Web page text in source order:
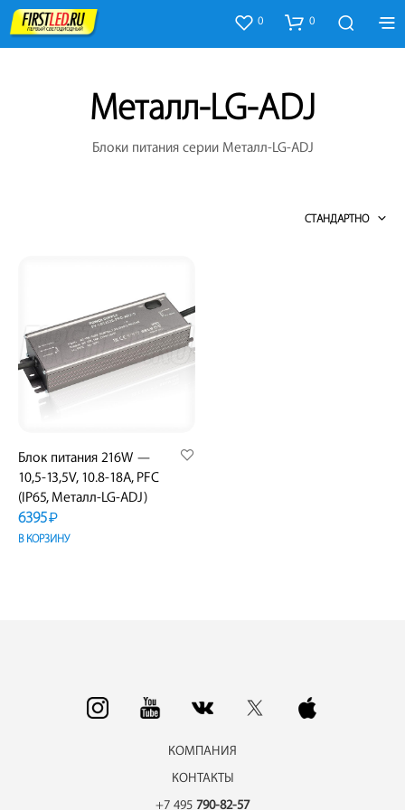
0 0
Металл-LG-ADJ
Блоки питания серии Металл-LG-ADJ
СТАНДАРТНО
Блок питания 216W —
10,5-13,5V, 10.8-18A, PFC
(IP65, Металл-LG-ADJ)
6395₽
В КОРЗИНУ
КОМПАНИЯ
КОНТАКТЫ
+7 495 790-82-57